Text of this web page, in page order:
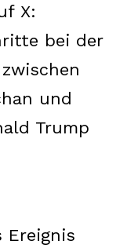
X:
bei der
und
Trump
Ereignis